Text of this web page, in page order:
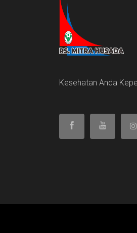
Kesehatan Anda